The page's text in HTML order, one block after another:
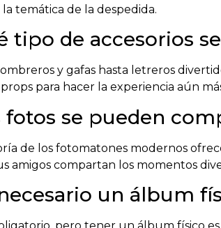
la temática de la despedida.
tipo de accesorios
y gafas hasta letreros
para hacer la experiencia aún
fotos se pueden
de los fotomatones modernos
amigos compartan los momentos
un álbum